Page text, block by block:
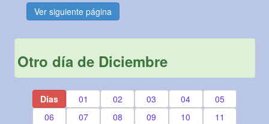
Ver siguiente página
Otro día de Diciembre
Días 01 02 03 04
05
06
07 08 09 10
11